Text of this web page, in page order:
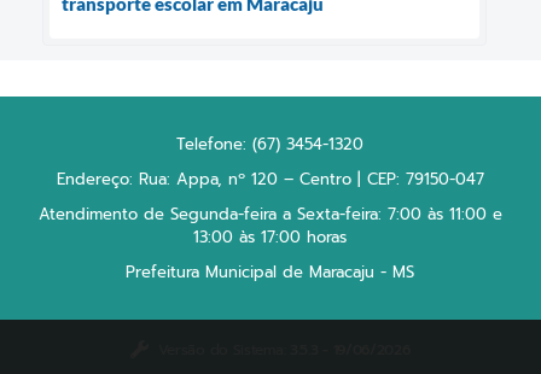
Telefone: (67) 3454-1320
Endereço: Rua: Appa, nº 120 – Centro | CEP: 79150-047
Atendimento de Segunda-feira a Sexta-feira: 7:00 às 11:00 e
13:00 às 17:00 horas
Prefeitura Municipal de Maracaju - MS